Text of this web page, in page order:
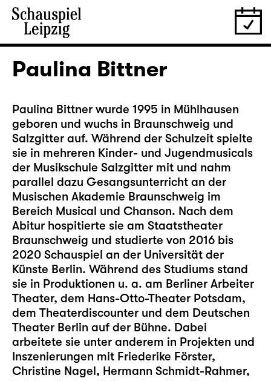
Paulina Bittner
Paulina Bittner wurde 1995 in Mühlhausen
geboren und wuchs in Braunschweig und
Salzgitter auf. Während der Schulzeit spielte
sie in mehreren Kinder- und Jugendmusicals
der Musikschule Salzgitter mit und nahm
parallel dazu Gesangsunterricht an der
Musischen Akademie Braunschweig im
Bereich Musical und Chanson. Nach dem
Abitur hospitierte sie am Staatstheater
Braunschweig und studierte von 2016 bis
2020 Schauspiel an der Universität der
Künste Berlin. Während des Studiums stand
sie in Produktionen u. a. am Berliner Arbeiter
Theater, dem Hans-Otto-Theater Potsdam,
dem Theaterdiscounter und dem Deutschen
Theater Berlin auf der Bühne. Dabei
arbeitete sie unter anderem in Projekten und
Inszenierungen mit Friederike Förster,
Christine Nagel, Hermann Schmidt-Rahmer,